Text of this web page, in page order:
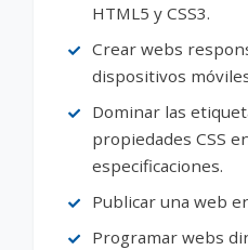
HTML5 y CSS3.
Crear webs
dispositivos
Dominar las
propiedades CSS
especificaciones.
Publicar una web
Programar webs